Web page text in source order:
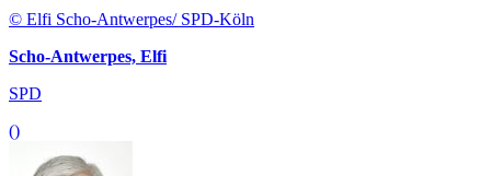
© Elfi Scho-Antwerpes/ SPD-Köln
Scho-Antwerpes, Elfi
SPD
()